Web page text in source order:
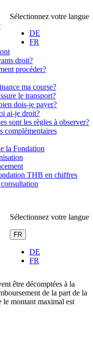
Sélectionnez votre langue
DE
FR
droit?
procéder?
ma course?
le transport?
dois-je payer?
ai-je droit?
sont les règles à observer?
complémentaires
la Fondation
THB en chiffres
Sélectionnez votre langue
FR
DE
FR
être décomptées à la
de la part de la
le montant maximal est